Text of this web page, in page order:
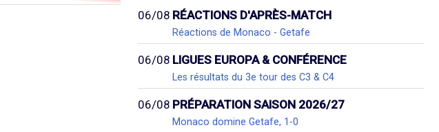
06/08 RÉACTIONS D'APRÈS-MATCH
Réactions de Monaco - Getafe
06/08 LIGUES EUROPA & CONFÉRENCE
Les résultats du 3e tour des C3 & C4
06/08 PRÉPARATION SAISON 2026/27
Monaco domine Getafe, 1-0